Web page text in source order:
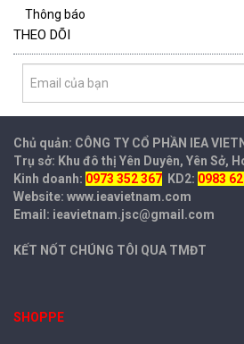
Thông báo
THEO DÕI
Chủ quản: CÔNG TY CỔ PHẦN IEA
Trụ sở: Khu đô thị Yên Duyên, Yên Sở,
Kinh doanh: 0973 352 367 KD2: 0983
Website: www.ieavietnam.com
Email: ieavietnam.jsc@gmail.com
KẾT NỐT CHÚNG TÔI QUA TMĐT
SHOPPE